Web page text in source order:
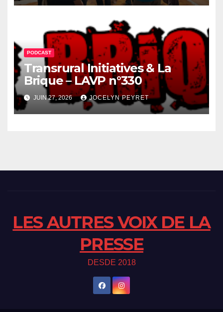
PODCAST
Transrural Initiatives & La
Brique – LAVP n°330
JUIN 27, 2026 JOCELYN PEYRET
LES AUTRES VOIX DE LA
PRESSE
DESDE 2018